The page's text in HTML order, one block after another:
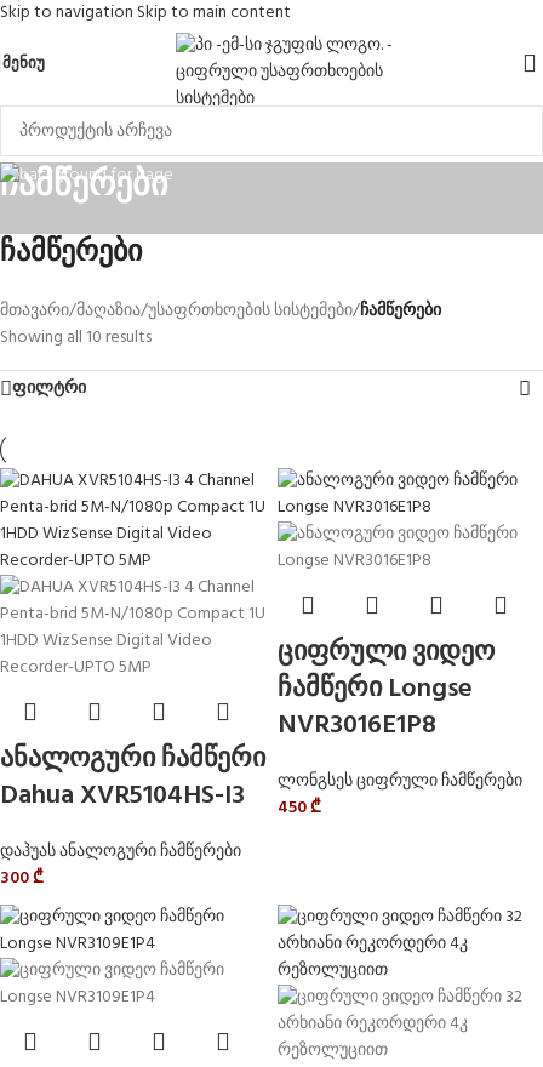
Skip to navigation Skip to main content
ᲛᲔᲜᲘᲣ
ჩამწერები
ჩამწერები
მთავარი/მაღაზია/უსაფრთხოების სისტემები/ჩამწერები
Showing all 10 results
ფილტრი
ანალოგური ჩამწერი
Dahua XVR5104HS-I3
დაჰუას ანალოგური ჩამწერები
300₾
ციფრული ვიდეო
ჩამწერი Longse
NVR3016E1P8
ლონგსეს ციფრული ჩამწერები
450₾